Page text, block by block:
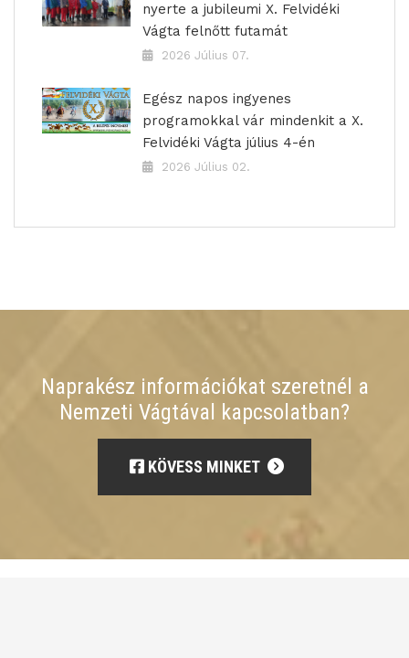
nyerte a jubileumi X. Felvidéki
Vágta felnőtt futamát
2026 Július 07.
Egész napos ingyenes
programokkal vár mindenkit a X.
Felvidéki Vágta július 4-én
2026 Július 02.
Naprakész információkat szeretnél a
Nemzeti Vágtával kapcsolatban?
KÖVESS MINKET